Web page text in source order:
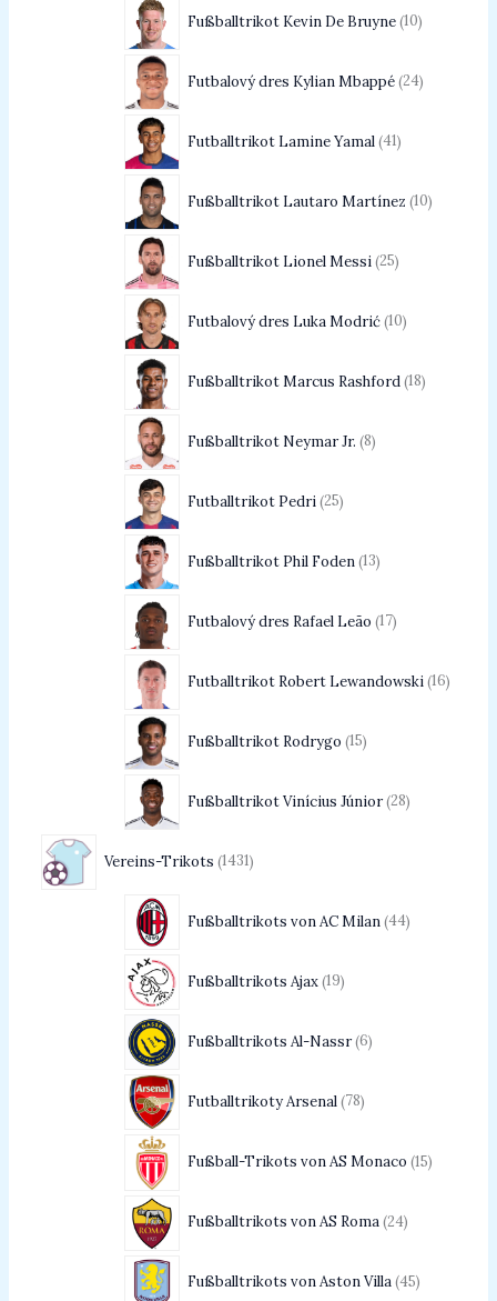
Fußballtrikot Kevin De Bruyne 10
Futbalový dres Kylian Mbappé 24
Futballtrikot Lamine Yamal 41
Fußballtrikot Lautaro Martínez 10
Fußballtrikot Lionel Messi 25
Futbalový dres Luka Modrić 10
Fußballtrikot Marcus Rashford 18
Fußballtrikot Neymar Jr. 8
Futballtrikot Pedri 25
Fußballtrikot Phil Foden 13
Futbalový dres Rafael Leão 17
Futballtrikot Robert Lewandowski 16
Fußballtrikot Rodrygo 15
Fußballtrikot Vinícius Júnior 28
Vereins-Trikots 1431
Fußballtrikots von AC Milan 44
Fußballtrikots Ajax 19
Fußballtrikots Al-Nassr 6
Futballtrikoty Arsenal 78
Fußball-Trikots von AS Monaco 15
Fußballtrikots von AS Roma 24
Fußballtrikots von Aston Villa 45